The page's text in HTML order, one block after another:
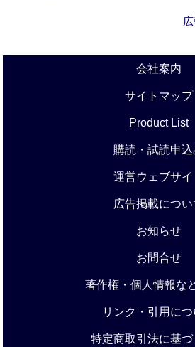
会社案内
サイトマップ
Product List
購読・試読申込
運営ウェブサイ
広告掲載につい
お知らせ
お問合せ
著作権・個人情報な
リンク・引用につ
特定商取引法に基